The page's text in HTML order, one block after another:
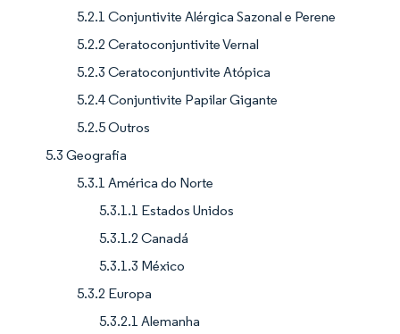
5.2.1 Conjuntivite Alérgica Sazonal e Perene
5.2.2 Ceratoconjuntivite Vernal
5.2.3 Ceratoconjuntivite Atópica
5.2.4 Conjuntivite Papilar Gigante
5.2.5 Outros
5.3 Geografia
5.3.1 América do Norte
5.3.1.1 Estados Unidos
5.3.1.2 Canadá
5.3.1.3 México
5.3.2 Europa
5.3.2.1 Alemanha